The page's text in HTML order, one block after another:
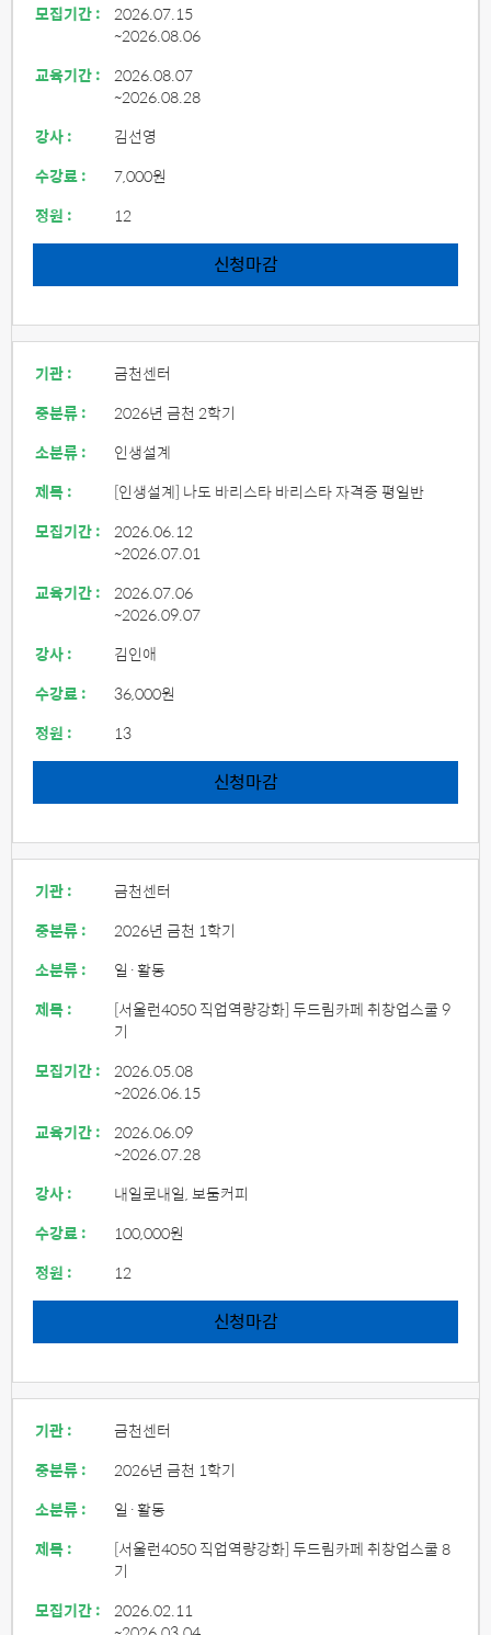
모집기간 : 2026.07.15
~2026.08.06
교육기간 : 2026.08.07
~2026.08.28
강사 :
김선영
수강료 :
7,000원
정원 :
12
신청마감
기관 :
금천센터
중분류 :
2026년 금천 2학기
소분류 :
인생설계
제목 :
[인생설계] 나도 바리스타 바리스타 자격증 평일반
모집기간 : 2026.06.12
~2026.07.01
교육기간 : 2026.07.06
~2026.09.07
강사 :
김인애
수강료 :
36,000원
정원 :
13
신청마감
기관 :
금천센터
중분류 :
2026년 금천 1학기
소분류 :
일·활동
제목 :
[서울런4050 직업역량강화] 두드림카페 취창업스쿨 9
기
모집기간 : 2026.05.08
~2026.06.15
교육기간 : 2026.06.09
~2026.07.28
강사 :
내일로내일, 보둠커피
수강료 :
100,000원
정원 :
12
신청마감
기관 :
금천센터
중분류 :
2026년 금천 1학기
소분류 :
일·활동
제목 :
[서울런4050 직업역량강화] 두드림카페 취창업스쿨 8
기
모집기간 : 2026.02.11